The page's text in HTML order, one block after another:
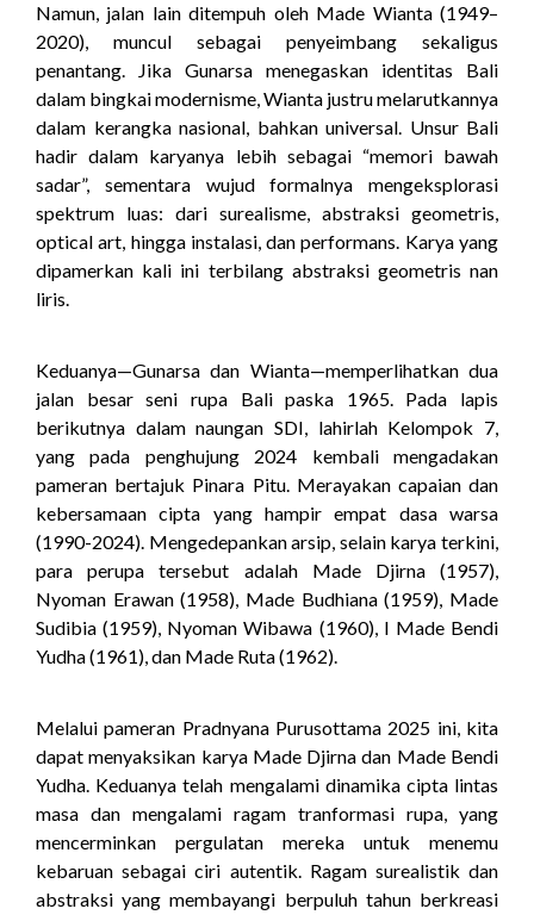
Namun, jalan lain ditempuh oleh Made Wianta (1949–
2020), muncul sebagai penyeimbang sekaligus
penantang. Jika Gunarsa menegaskan identitas Bali
dalam bingkai modernisme, Wianta justru melarutkannya
dalam kerangka nasional, bahkan universal. Unsur Bali
hadir dalam karyanya lebih sebagai “memori bawah
sadar”, sementara wujud formalnya mengeksplorasi
spektrum luas: dari surealisme, abstraksi geometris,
optical art, hingga instalasi, dan performans. Karya yang
dipamerkan kali ini terbilang abstraksi geometris nan
liris.
Keduanya—Gunarsa dan Wianta—memperlihatkan dua
jalan besar seni rupa Bali paska 1965. Pada lapis
berikutnya dalam naungan SDI, lahirlah Kelompok 7,
yang pada penghujung 2024 kembali mengadakan
pameran bertajuk Pinara Pitu. Merayakan capaian dan
kebersamaan cipta yang hampir empat dasa warsa
(1990-2024). Mengedepankan arsip, selain karya terkini,
para perupa tersebut adalah Made Djirna (1957),
Nyoman Erawan (1958), Made Budhiana (1959), Made
Sudibia (1959), Nyoman Wibawa (1960), I Made Bendi
Yudha (1961), dan Made Ruta (1962).
Melalui pameran Pradnyana Purusottama 2025 ini, kita
dapat menyaksikan karya Made Djirna dan Made Bendi
Yudha. Keduanya telah mengalami dinamika cipta lintas
masa dan mengalami ragam tranformasi rupa, yang
mencerminkan pergulatan mereka untuk menemu
kebaruan sebagai ciri autentik. Ragam surealistik dan
abstraksi yang membayangi berpuluh tahun berkreasi